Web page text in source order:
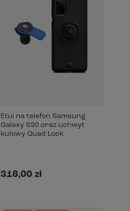
Etui na telefon Samsung
Galaxy S20 oraz uchwyt
kulowy Quad Lock
318,00 zł